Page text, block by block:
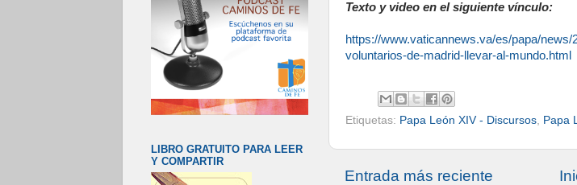
Texto y video en el siguiente vínculo:
https://www.vaticannews.va/es/papa/
voluntarios-de-madrid-llevar-al-mundo.html
Etiquetas: Papa León XIV - Discursos Papa
Entrada más reciente
LIBRO GRATUITO PARA LEER
Y COMPARTIR